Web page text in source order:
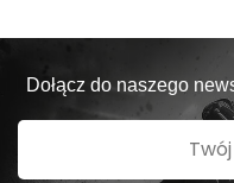
Dołącz do naszego